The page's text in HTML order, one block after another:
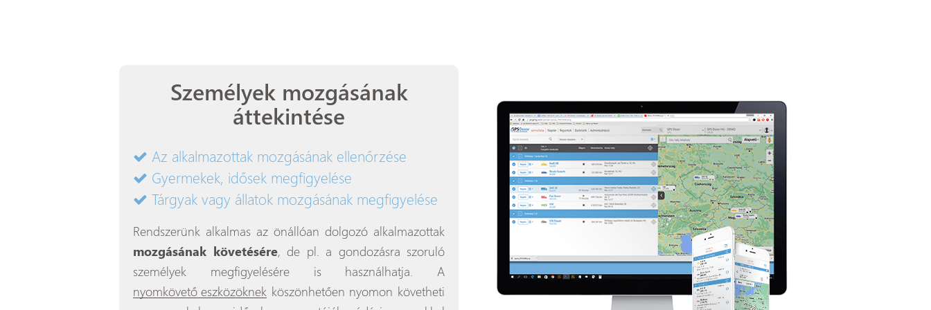
Személyek mozgásának
áttekintése
Az alkalmazottak mozgásának ellenőrzése
Gyermekek, idősek megfigyelése
Tárgyak vagy állatok mozgásának megfigyelése
Rendszerünk alkalmas az önállóan dolgozó alkalmazottak
mozgásának követésére, de pl. a gondozásra szoruló
személyek megfigyelésére is használhatja. A
nyomkövető eszközöknek köszönhetően nyomon követheti